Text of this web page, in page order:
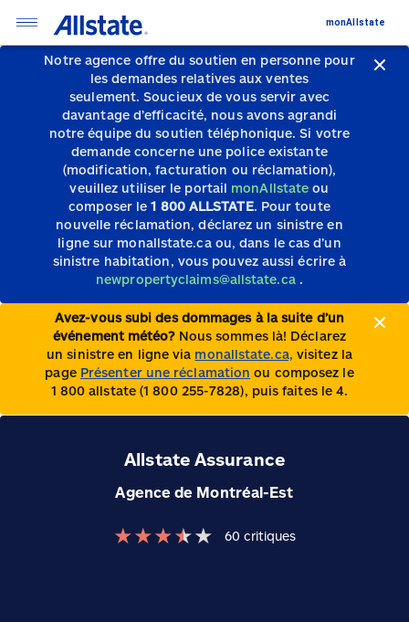
Notre agence offre du soutien en personne pour
les demandes relatives aux ventes
seulement.Soucieux de vous servir avec
davantage d’efficacité, nous avons agrandi
notre équipe du soutien téléphonique.Si votre
demande concerne une police existante
(modification, facturation ou réclamation),
veuillez utiliser le portail monAllstate ou
composer le1 800 ALLSTATE. Pour toute
nouvelle réclamation, déclarez un sinistre en
ligne sur monallstate.ca ou, dans le cas d’un
sinistre habitation, vous pouvez aussi écrire à
newpropertyclaims@allstate.ca .
Avez-vous subi des dommages à la suite d’un
événement météo? Nous sommes là! Déclarez
un sinistre en ligne via monallstate.ca, visitez la
page Présenter une réclamation ou composez le
1 800 allstate (1 800 255-7828), puis faites le 4.
monAllstate
Allstate Assurance
Agence de Montréal-Est
★★★★★ 60 critiques